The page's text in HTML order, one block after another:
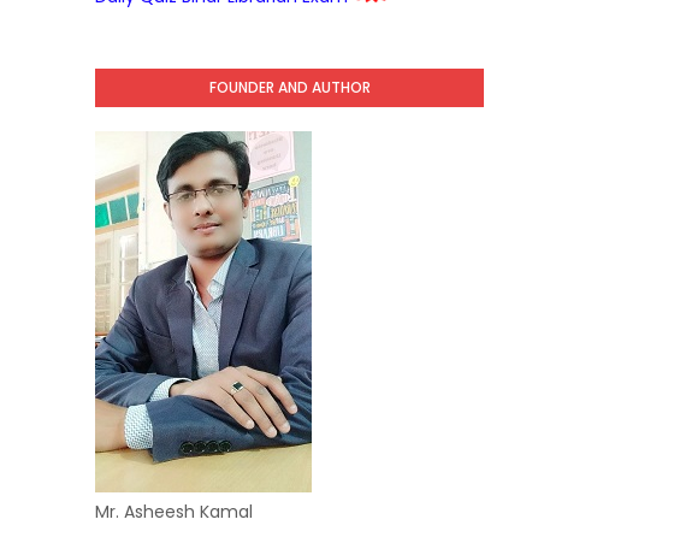
FOUNDER AND AUTHOR
Mr. Asheesh Kamal